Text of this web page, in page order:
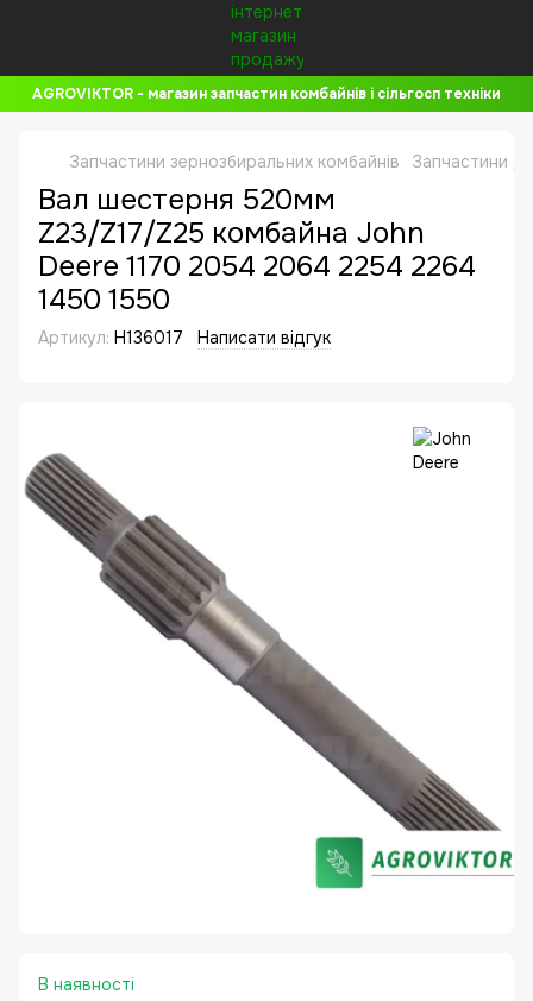
AGROVIKTOR - магазин запчастин комбайнів і сільгосп техніки
Запчастини зернозбиральних комбайнів Запчастини
Вал шестерня 520мм
Z23/Z17/Z25 комбайна John
Deere 1170 2054 2064 2254 2264
1450 1550
Артикул: H136017 Написати відгук
В наявності